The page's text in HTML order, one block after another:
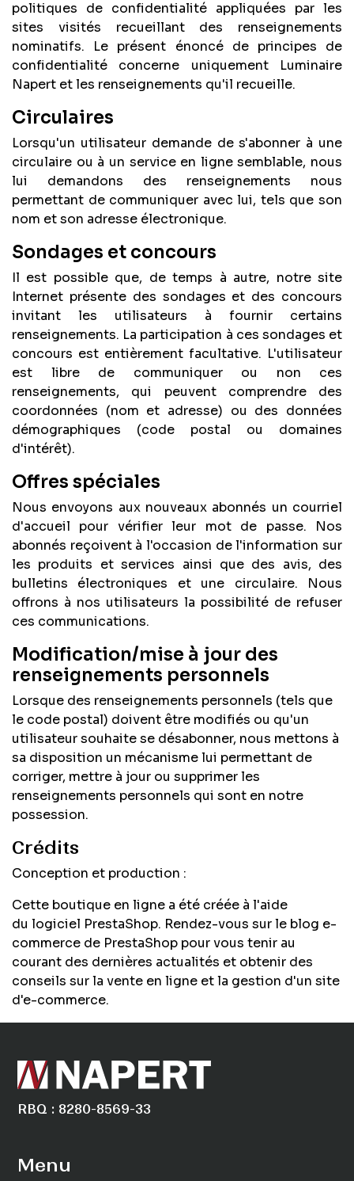
politiques de confidentialité appliquées par les
sites visités recueillant des renseignements
nominatifs. Le présent énoncé de principes de
confidentialité concerne uniquement Luminaire
Napert et les renseignements qu'il recueille.
Circulaires
Lorsqu'un utilisateur demande de s'abonner à une
circulaire ou à un service en ligne semblable, nous
lui demandons des renseignements nous
permettant de communiquer avec lui, tels que son
nom et son adresse électronique.
Sondages et concours
Il est possible que, de temps à autre, notre site
Internet présente des sondages et des concours
invitant les utilisateurs à fournir certains
renseignements. La participation à ces sondages et
concours est entièrement facultative. L'utilisateur
est libre de communiquer ou non ces
renseignements, qui peuvent comprendre des
coordonnées (nom et adresse) ou des données
démographiques (code postal ou domaines
d'intérêt).
Offres spéciales
Nous envoyons aux nouveaux abonnés un courriel
d'accueil pour vérifier leur mot de passe. Nos
abonnés reçoivent à l'occasion de l'information sur
les produits et services ainsi que des avis, des
bulletins électroniques et une circulaire. Nous
offrons à nos utilisateurs la possibilité de refuser
ces communications.
Modification/mise à jour des
renseignements personnels
Lorsque des renseignements personnels (tels que
le code postal) doivent être modifiés ou qu'un
utilisateur souhaite se désabonner, nous mettons à
sa disposition un mécanisme lui permettant de
corriger, mettre à jour ou supprimer les
renseignements personnels qui sont en notre
possession.
Crédits
Conception et production :
Cette boutique en ligne a été créée à l'aide
du logiciel PrestaShop. Rendez-vous sur le blog e-
commerce de PrestaShop pour vous tenir au
courant des dernières actualités et obtenir des
conseils sur la vente en ligne et la gestion d'un site
d'e-commerce.
RBQ : 8280-8569-33
Menu